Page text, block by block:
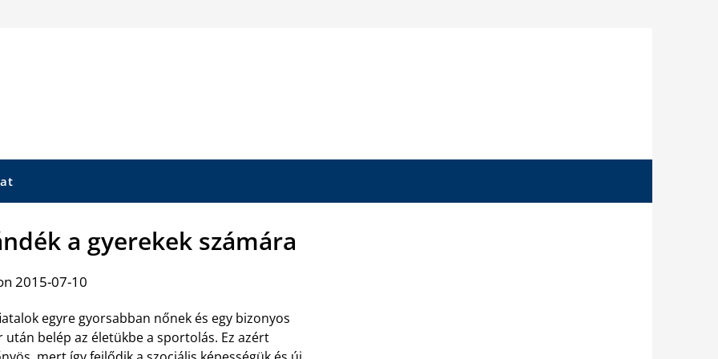
a gyerekek számára
2015-07-10
egyre gyorsabban nőnek és egy bizonyos
után belép az életükbe a sportolás. Ez azért